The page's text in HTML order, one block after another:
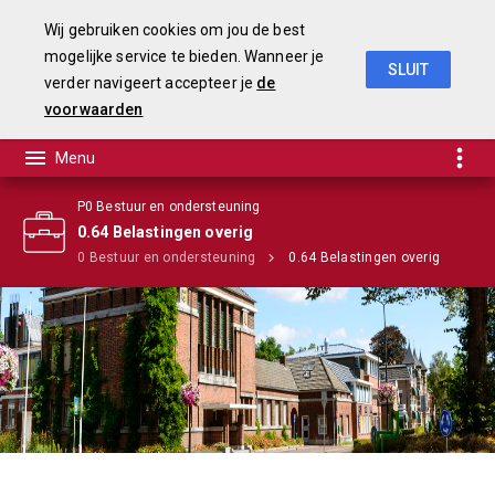
P0 Bestuur en ondersteuning
0.64 Belastingen overig
P0 Bestuur en ondersteuning 0.64 Belastingen overig
Wij gebruiken cookies om jou de best
mogelijke service te bieden. Wanneer je
verder navigeert accepteer je de
voorwaarden
SLUIT